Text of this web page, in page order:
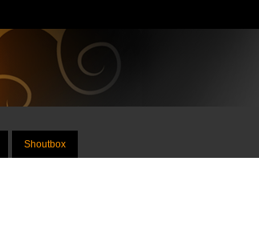
Shoutbox